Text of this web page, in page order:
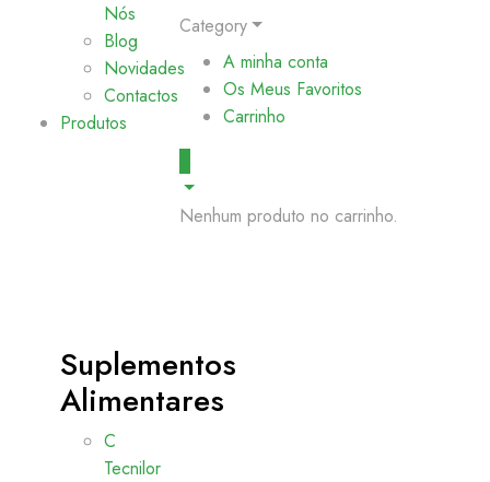
Nós
Blog
Novidades
Contactos
Produtos
Suplementos
Alimentares
C
Tecnilor
Category
A minha conta
Os Meus Favoritos
Carrinho
Nenhum produto no carrinho.